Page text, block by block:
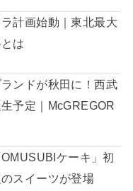
計画始動｜東北最大
は
ンドが秋田に！西武
予定｜McGREGOR
ケーキ」初
スイーツが登場